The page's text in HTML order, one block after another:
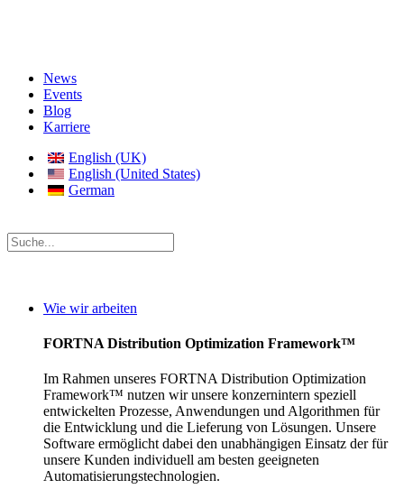
News
Events
Blog
Karriere
English (UK)
English (United States)
German
Wie wir arbeiten
FORTNA Distribution Optimization Framework™
Im Rahmen unseres FORTNA Distribution Optimization
Framework™ nutzen wir unsere konzernintern speziell
entwickelten Prozesse, Anwendungen und Algorithmen für
die Entwicklung und die Lieferung von Lösungen. Unsere
Software ermöglicht dabei den unabhängigen Einsatz der für
unsere Kunden individuell am besten geeigneten
Automatisierungstechnologien.